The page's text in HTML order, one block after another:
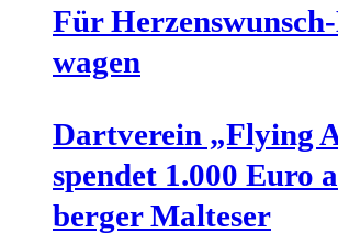
Für
wa­gen
Dart­ver­ein „Fly­ing
spen­det 1.000 Euro
ber­ger Malteser